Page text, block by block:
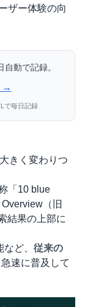
ザー体験の向
動で記録。
→
で毎日記録
きく変わりつ
「10 blue
（旧
結果の上部に
ど、 従来の
急速に普及して